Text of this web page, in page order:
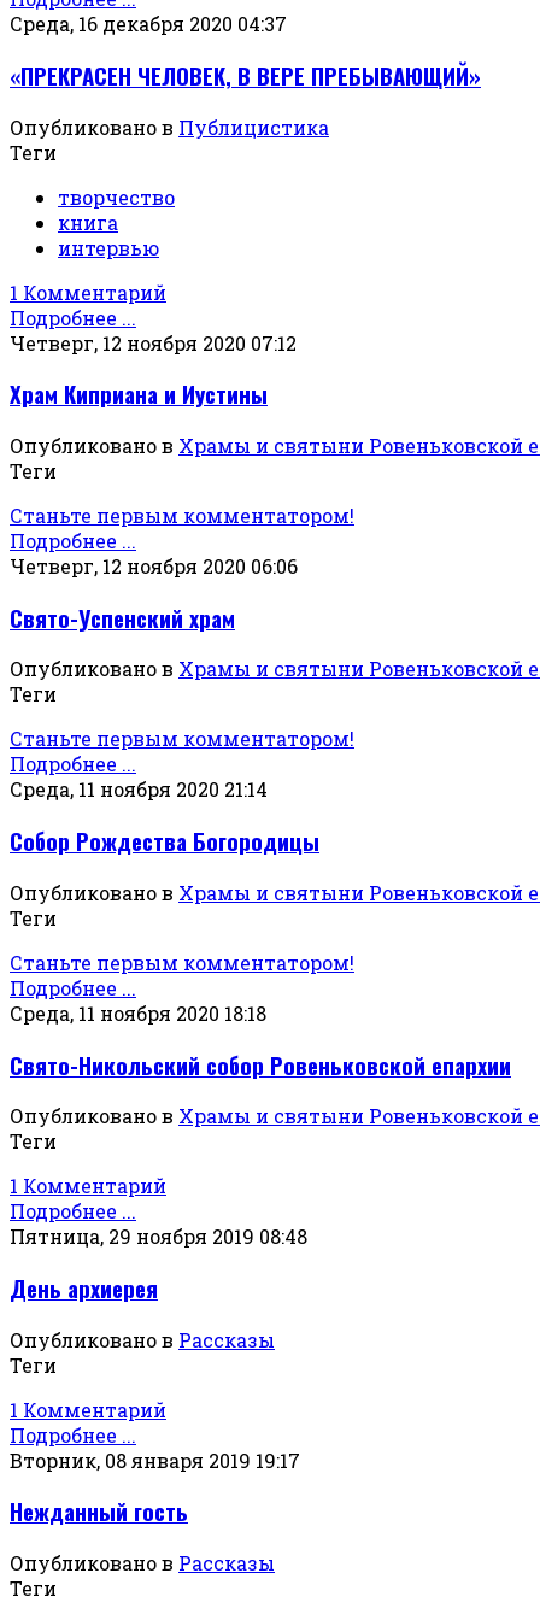
Среда, 16 декабря 2020 04:37
«ПРЕКРАСЕН ЧЕЛОВЕК, В ВЕРЕ ПРЕБЫВАЮЩИЙ»
Опубликовано в Публицистика
Теги
творчество
книга
интервью
1 Комментарий
Подробнее ...
Четверг, 12 ноября 2020 07:12
Храм Киприана и Иустины
Опубликовано в Храмы и святыни Ровеньковской
Теги
Станьте первым комментатором!
Подробнее ...
Четверг, 12 ноября 2020 06:06
Свято-Успенский храм
Опубликовано в Храмы и святыни Ровеньковской
Теги
Станьте первым комментатором!
Подробнее ...
Среда, 11 ноября 2020 21:14
Собор Рождества Богородицы
Опубликовано в Храмы и святыни Ровеньковской
Теги
Станьте первым комментатором!
Подробнее ...
Среда, 11 ноября 2020 18:18
Свято-Никольский собор Ровеньковской епархии
Опубликовано в Храмы и святыни Ровеньковской
Теги
1 Комментарий
Подробнее ...
Пятница, 29 ноября 2019 08:48
День архиерея
Опубликовано в Рассказы
Теги
1 Комментарий
Подробнее ...
Вторник, 08 января 2019 19:17
Нежданный гость
Опубликовано в Рассказы
Теги